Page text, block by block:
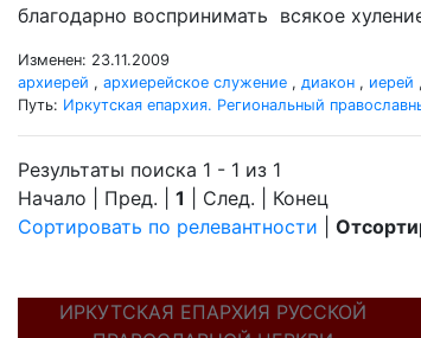
благодарно воспринимать всякое
Изменен: 23.11.2009
архиерей , архиерейское служение , диакон , иерей ,
Путь: Иркутская епархия. Региональный
Результаты поиска 1 - 1 из 1
Начало | Пред. | 1 | След. | Конец
Сортировать по релевантности
ИРКУТСКАЯ ЕПАРХИЯ РУССКОЙ